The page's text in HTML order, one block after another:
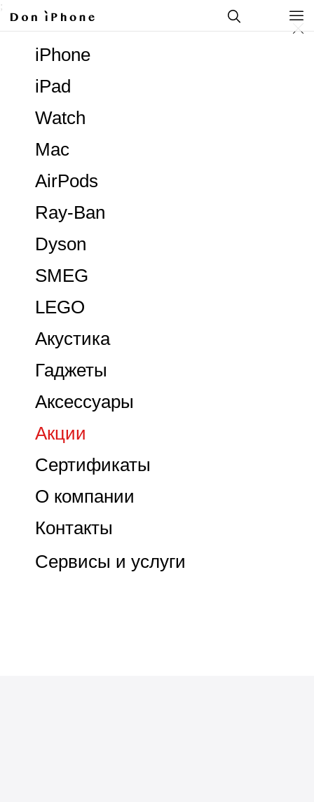
;
Контакты
О компании
Сертификаты
Акции
Аксессуары
Гаджеты
Акустика
Dyson
AirPods
Ray-Ban
LEGO
SMEG
Mac
Watch
iPad
iPhone
Сервисы и услуги